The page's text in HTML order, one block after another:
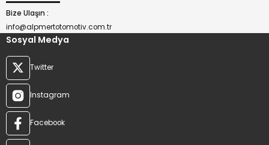
Bize Ulaşın :
info@alpmertotomotiv.com.tr
Sosyal Medya
Twitter
Instagram
Facebook